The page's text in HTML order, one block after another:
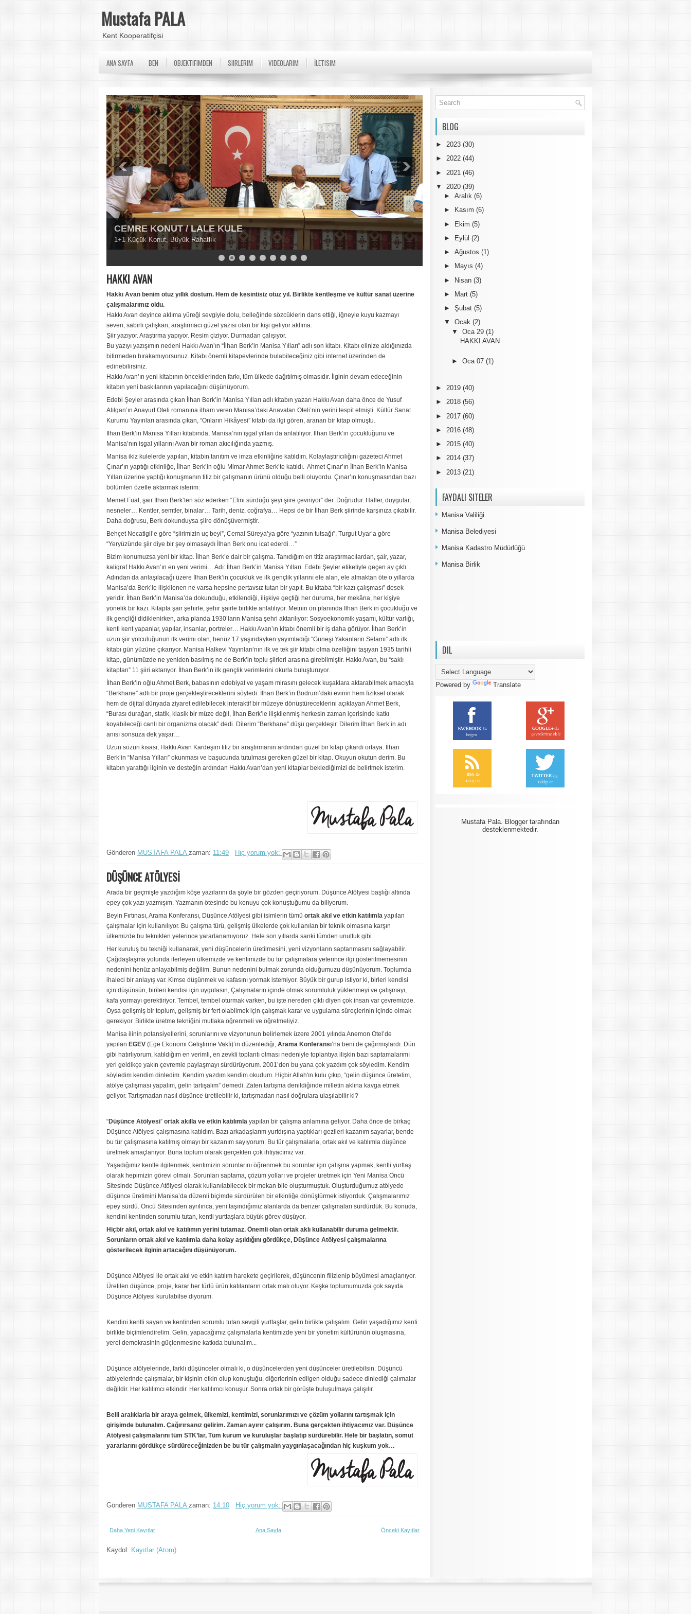
Mustafa PALA
Kent Kooperatifçisi
ANA SAYFA BEN OBJEKTIFIMDEN SIIRLERIM VIDEOLARIM İLETISIM
CEMRE KONUT / LALE KULE
1+1 Küçük Konut, Büyük Rahatlık
HAKKI AVAN
Hakkı Avan benim otuz yıllık dostum. Hem de kesintisiz otuz yıl. Birlikte kentleşme ve kültür sanat üzerine
çalışmalarımız oldu.
Hakkı Avan deyince aklıma yüreği sevgiyle dolu, belleğinde sözcüklerin dans ettiği, iğneyle kuyu kazmayı
seven, sabırlı çalışkan, araştırmacı güzel yazısı olan bir kişi geliyor aklıma.
Şiir yazıyor. Araştırma yapıyor. Resim çiziyor. Durmadan çalışıyor.
Bu yazıyı yazışımın nedeni Hakkı Avan’ın “İlhan Berk’in Manisa Yılları” adlı son kitabı. Kitabı elinize aldığınızda
bitirmeden bırakamıyorsunuz. Kitabı önemli kitapevlerinde bulabileceğiniz gibi internet üzerinden de
edinebilirsiniz.
Hakkı Avan’ın yeni kitabının öncekilerinden farkı, tüm ülkede dağıtılmış olmasıdır. İlginin devam edeceğinin
kitabın yeni baskılarının yapılacağını düşünüyorum.
Edebi Şeyler arasında çıkan İlhan Berk’in Manisa Yılları adlı kitabın yazarı Hakkı Avan daha önce de Yusuf
Atılgan’ın Anayurt Oteli romanına ilham veren Manisa’daki Anavatan Oteli’nin yerini tespit etmişti. Kültür Sanat
Kurumu Yayınları arasında çıkan, “Onların Hikâyesi” kitabı da ilgi gören, aranan bir kitap olmuştu.
İlhan Berk’in Manisa Yılları kitabında, Manisa’nın işgal yılları da anlatılıyor. İlhan Berk’in çocukluğunu ve
Manisa’nın işgal yıllarını Avan bir roman akıcılığında yazmış.
Manisa ikiz kulelerde yapılan, kitabın tanıtım ve imza etkinliğine katıldım. Kolaylaştırıcılığını gazeteci Ahmet
Çınar’ın yaptığı etkinliğe, İlhan Berk’in oğlu Mimar Ahmet Berk’te katıldı. Ahmet Çınar’ın İlhan Berk’in Manisa
Yılları üzerine yaptığı konuşmanın titiz bir çalışmanın ürünü olduğu belli oluyordu. Çınar’ın konuşmasından bazı
bölümleri özetle aktarmak isterim:
Memet Fuat, şair İlhan Berk’ten söz ederken “Elini sürdüğü şeyi şiire çeviriyor” der. Doğrudur. Haller, duygular,
nesneler… Kentler, semtler, binalar… Tarih, deniz, coğrafya… Hepsi de bir İlhan Berk şiirinde karşınıza çıkabilir.
Daha doğrusu, Berk dokunduysa şiire dönüşüvermiştir.
Behçet Necatigil’e göre “şiirimizin uç beyi”, Cemal Süreya’ya göre “yazının tutsağı”, Turgut Uyar’a göre
“Yeryüzünde şiir diye bir şey olmasaydı İlhan Berk onu icat ederdi…”
Bizim konumuzsa yeni bir kitap. İlhan Berk’e dair bir çalışma. Tanıdığım en titiz araştırmacılardan, şair, yazar,
kaligraf Hakkı Avan’ın en yeni verimi… Adı: İlhan Berk’in Manisa Yılları. Edebi Şeyler etiketiyle geçen ay çıktı.
Adından da anlaşılacağı üzere İlhan Berk’in çocukluk ve ilk gençlik yıllarını ele alan, ele almaktan öte o yıllarda
Manisa’da Berk’le ilişkilenen ne varsa hepsine pertavsız tutan bir yapıt. Bu kitaba “bir kazı çalışması” desek
yeridir. İlhan Berk’in Manisa’da dokunduğu, etkilendiği, ilişkiye geçtiği her duruma, her mekâna, her kişiye
yönelik bir kazı. Kitapta şair şehirle, şehir şairle birlikte anlatılıyor. Metnin ön planında İlhan Berk’in çocukluğu ve
ilk gençliği didiklenirken, arka planda 1930’ların Manisa şehri aktarılıyor: Sosyoekonomik yaşamı, kültür varlığı,
kenti kent yapanlar, yapılar, insanlar, portreler… Hakkı Avan’ın kitabı önemli bir iş daha görüyor. İlhan Berk’in
uzun şiir yolculuğunun ilk verimi olan, henüz 17 yaşındayken yayımladığı “Güneşi Yakanların Selamı” adlı ilk
kitabı gün yüzüne çıkarıyor. Manisa Halkevi Yayınları’nın ilk ve tek şiir kitabı olma özelliğini taşıyan 1935 tarihli
kitap, günümüzde ne yeniden basılmış ne de Berk’in toplu şiirleri arasına girebilmiştir. Hakkı Avan, bu “saklı
kitaptan” 11 şiiri aktarıyor. İlhan Berk’in ilk gençlik verimlerini okurla buluşturuyor.
İlhan Berk’in oğlu Ahmet Berk, babasının edebiyat ve yaşam mirasını gelecek kuşaklara aktarabilmek amacıyla
“Berkhane” adlı bir proje gerçekleştireceklerini söyledi. İlhan Berk’in Bodrum’daki evinin hem fiziksel olarak
hem de dijital dünyada ziyaret edilebilecek interaktif bir müzeye dönüştüreceklerini açıklayan Ahmet Berk,
“Burası durağan, statik, klasik bir müze değil, İlhan Berk’le ilişkilenmiş herkesin zaman içerisinde katkı
koyabileceği canlı bir organizma olacak” dedi. Dilerim “Berkhane” düşü gerçekleşir. Dilerim İlhan Berk’in adı
anısı sonsuza dek yaşar…
Uzun sözün kısası, Hakkı Avan Kardeşim titiz bir araştırmanın ardından güzel bir kitap çıkardı ortaya. İlhan
Berk’in “Manisa Yılları” okunması ve başucunda tutulması gereken güzel bir kitap. Okuyun okutun derim. Bu
kitabın yarattığı ilginin ve desteğin ardından Hakkı Avan’dan yeni kitaplar beklediğimizi de belirtmek isterim.
Gönderen MUSTAFA PALA zaman: 11:49 Hiç yorum yok:
DÜŞÜNCE ATÖLYESİ
Arada bir geçmişte yazdığım köşe yazılarını da şöyle bir gözden geçiriyorum. Düşünce Atölyesi başlığı altında
epey çok yazı yazmışım. Yazmanın ötesinde bu konuyu çok konuştuğumu da biliyorum.
Beyin Fırtınası, Arama Konferansı, Düşünce Atölyesi gibi isimlerin tümü ortak akıl ve etkin katılımla yapılan
çalışmalar için kullanılıyor. Bu çalışma türü, gelişmiş ülkelerde çok kullanılan bir teknik olmasına karşın
ülkemizde bu teknikten yeterince yararlanamıyoruz. Hele son yıllarda sanki tümden unuttuk gibi.
Her kuruluş bu tekniği kullanarak, yeni düşüncelerin üretilmesini, yeni vizyonların saptanmasını sağlayabilir.
Çağdaşlaşma yolunda ilerleyen ülkemizde ve kentimizde bu tür çalışmalara yeterince ilgi gösterilmemesinin
nedenini henüz anlayabilmiş değilim. Bunun nedenini bulmak zorunda olduğumuzu düşünüyorum. Toplumda
ihaleci bir anlayış var. Kimse düşünmek ve kafasını yormak istemiyor. Büyük bir gurup istiyor ki, birleri kendisi
için düşünsün, birileri kendisi için uygulasın, Çalışmaların içinde olmak sorumluluk yüklenmeyi ve çalışmayı,
kafa yormayı gerektiriyor. Tembel, tembel oturmak varken, bu işte nereden çıktı diyen çok insan var çevremizde.
Oysa gelişmiş bir toplum, gelişmiş bir fert olabilmek için çalışmak karar ve uygulama süreçlerinin içinde olmak
gerekiyor. Birlikte üretme tekniğini mutlaka öğrenmeli ve öğretmeliyiz.
Manisa ilinin potansiyellerini, sorunlarını ve vizyonunun belirlemek üzere 2001 yılında Anemon Otel’de
yapılan EGEV (Ege Ekonomi Geliştirme Vakfı)’in düzenlediği, Arama Konferansı’na beni de çağırmışlardı. Dün
gibi hatırlıyorum, katıldığım en verimli, en zevkli toplantı olması nedeniyle toplantıya ilişkin bazı saptamalarımı
yeri geldikçe yakın çevremle paylaşmayı sürdürüyorum. 2001’den bu yana çok yazdım çok söyledim. Kendim
söyledim kendim dinledim. Kendim yazdım kendim okudum. Hiçbir Allah'ın kulu çıkıp, “gelin düşünce üretelim,
atölye çalışması yapalım, gelin tartışalım” demedi. Zaten tartışma denildiğinde milletin aklına kavga etmek
geliyor. Tartışmadan nasıl düşünce üretilebilir ki, tartışmadan nasıl doğrulara ulaşılabilir ki?
“Düşünce Atölyesi” ortak akılla ve etkin katılımla yapılan bir çalışma anlamına geliyor. Daha önce de birkaç
Düşünce Atölyesi çalışmasına katıldım. Bazı arkadaşlarım yurtdışına yaptıkları gezileri kazanım sayarlar, bende
bu tür çalışmasına katılmış olmayı bir kazanım sayıyorum. Bu tür çalışmalarla, ortak akıl ve katılımla düşünce
üretmek amaçlanıyor. Buna toplum olarak gerçekten çok ihtiyacımız var.
Yaşadığımız kentle ilgilenmek, kentimizin sorunlarını öğrenmek bu sorunlar için çalışma yapmak, kentli yurttaş
olarak hepimizin görevi olmalı. Sorunları saptama, çözüm yolları ve projeler üretmek için Yeni Manisa Öncü
Sitesinde Düşünce Atölyesi olarak kullanılabilecek bir mekan bile oluşturmuştuk. Oluşturduğumuz atölyede
düşünce üretimini Manisa’da düzenli biçimde sürdürülen bir etkinliğe dönüştürmek istiyorduk. Çalışmalarımız
epey sürdü. Öncü Sitesinden ayrılınca, yeni taşındığımız alanlarda da benzer çalışmaları sürdürdük. Bu konuda,
kendini kentinden sorumlu tutan, kentli yurttaşlara büyük görev düşüyor.
Hiçbir akıl, ortak akıl ve katılımın yerini tutamaz. Önemli olan ortak aklı kullanabilir duruma gelmektir.
Sorunların ortak akıl ve katılımla daha kolay aşıldığını gördükçe, Düşünce Atölyesi çalışmalarına
gösterilecek ilginin artacağını düşünüyorum.
Düşünce Atölyesi ile ortak akıl ve etkin katılım harekete geçirilerek, düşüncenin filizlenip büyümesi amaçlanıyor.
Üretilen düşünce, proje, karar her türlü ürün katılanların ortak malı oluyor. Keşke toplumumuzda çok sayıda
Düşünce Atölyesi kurulabilse diyorum.
Kendini kentli sayan ve kentinden sorumlu tutan sevgili yurttaşlar, gelin birlikte çalışalım. Gelin yaşadığımız kenti
birlikte biçimlendirelim. Gelin, yapacağımız çalışmalarla kentimizde yeni bir yönetim kültürünün oluşmasına,
yerel demokrasinin güçlenmesine katkıda bulunalım...
Düşünce atölyelerinde, farklı düşünceler olmalı ki, o düşüncelerden yeni düşünceler üretilebilsin. Düşüncü
atölyelerinde çalışmalar, bir kişinin etkin olup konuştuğu, diğerlerinin edilgen olduğu sadece dinlediği çalımalar
değildir. Her katılımcı etkindir. Her katılımcı konuşur. Sonra ortak bir görüşte buluşulmaya çalışılır.
Belli aralıklarla bir araya gelmek, ülkemizi, kentimizi, sorunlarımızı ve çözüm yollarını tartışmak için
girişimde bulunalım. Çağırırsanız gelirim. Zaman ayırır çalışırım. Buna gerçekten ihtiyacımız var. Düşünce
Atölyesi çalışmalarını tüm STK’lar, Tüm kurum ve kuruluşlar başlatıp sürdürebilir. Hele bir başlatın, somut
yararlarını gördükçe sürdüreceğinizden be bu tür çalışmalın yaygınlaşacağından hiç kuşkum yok…
Gönderen MUSTAFA PALA zaman: 14:10 Hiç yorum yok:
Daha Yeni Kayıtlar Önceki Kayıtlar
Ana Sayfa
Kaydol: Kayıtlar (Atom)
BLOG
► 2023 (30)
► 2022 (44)
► 2021 (46)
▼ 2020 (39)
► Aralık (6)
►
Kasım (6)
► Ekim (5)
►
Eylül (2)
► Ağustos (1)
►
Mayıs (4)
► Nisan (3)
►
Mart (5)
► Şubat (5)
▼ Ocak (2)
▼Oca 29(1)
HAKKI AVAN
►Oca 07(1)
► 2019 (40)
► 2018 (56)
► 2017 (60)
► 2016 (48)
► 2015 (40)
► 2014 (37)
► 2013 (21)
FAYDALI SITELER
Manisa Valiliği
Manisa Belediyesi
Manisa Kadastro Müdürlüğü
Manisa Birlik
DIL
Powered by Translate
Mustafa Pala. Bloggertarafından
desteklenmektedir.